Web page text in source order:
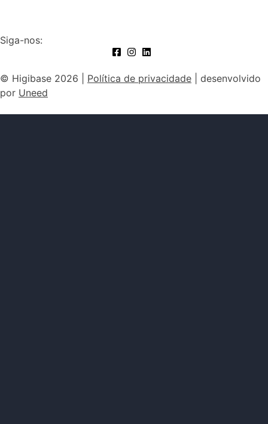
Siga-nos:
© Higibase 2026 | Política de privacidade | desenvolvido
por Uneed